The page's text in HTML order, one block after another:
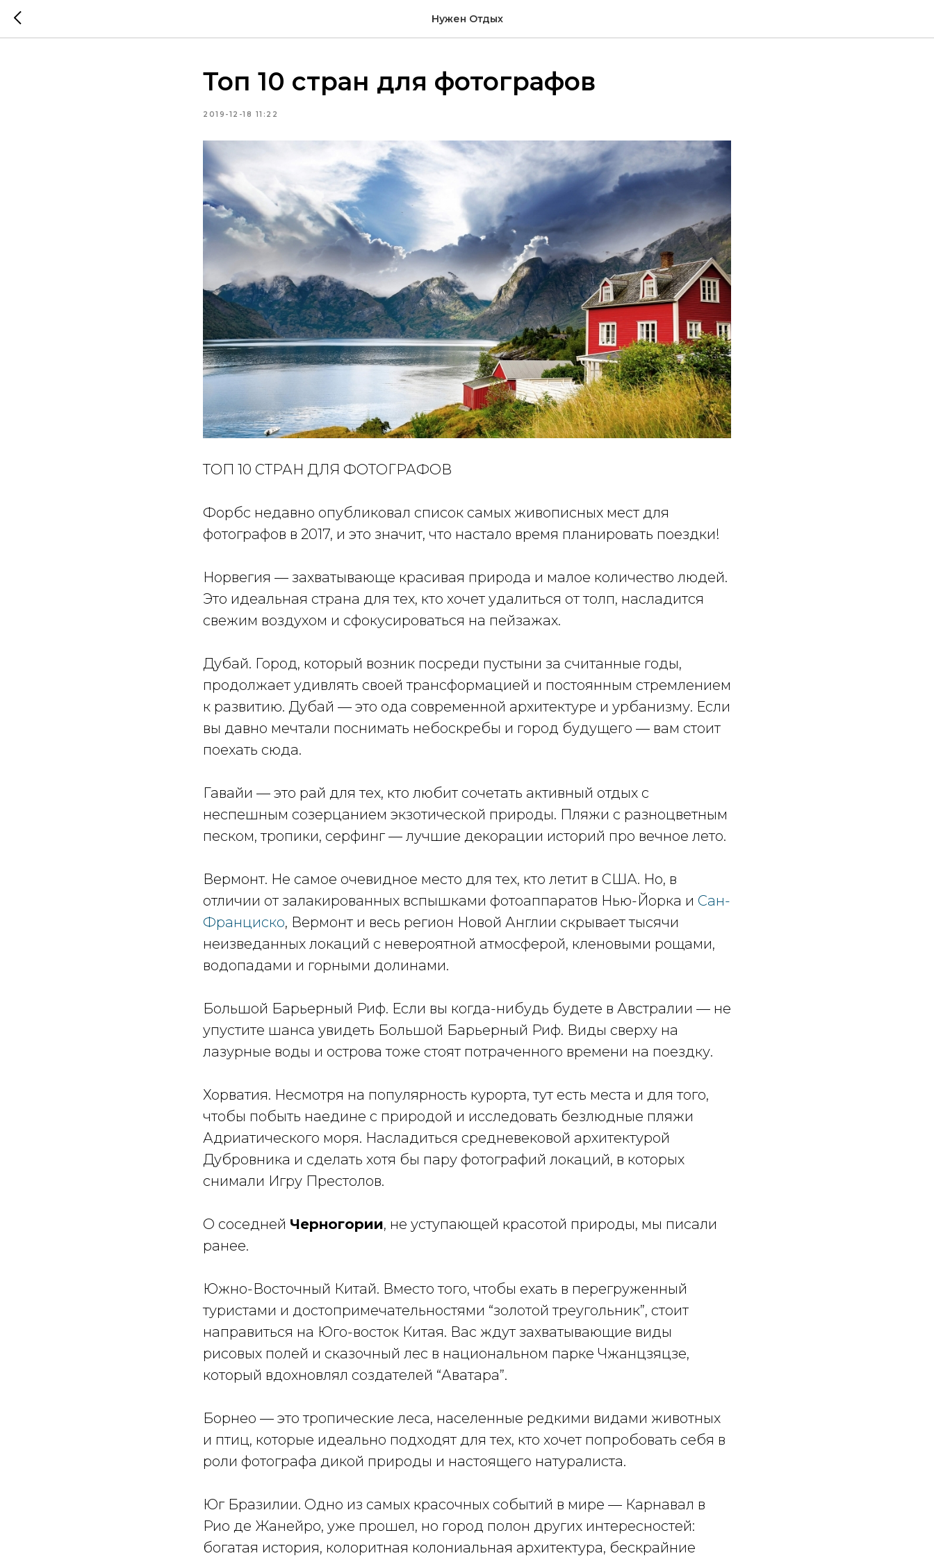
Нужен Отдых
Топ 10 стран для фотографов
2019-12-18 11:22
ТОП 10 СТРАН ДЛЯ ФОТОГРАФОВ
Форбс недавно опубликовал список самых живописных мест для
фотографов в 2017, и это значит, что настало время планировать поездки!
Норвегия — захватывающе красивая природа и малое количество людей.
Это идеальная страна для тех, кто хочет удалиться от толп, насладится
свежим воздухом и сфокусироваться на пейзажах.
Дубай. Город, который возник посреди пустыни за считанные годы,
продолжает удивлять своей трансформацией и постоянным стремлением
к развитию. Дубай — это ода современной архитектуре и урбанизму. Если
вы давно мечтали поснимать небоскребы и город будущего — вам стоит
поехать сюда.
Гавайи — это рай для тех, кто любит сочетать активный отдых с
неспешным созерцанием экзотической природы. Пляжи с разноцветным
песком, тропики, серфинг — лучшие декорации историй про вечное лето.
Вермонт. Не самое очевидное место для тех, кто летит в США. Но, в
отличии от залакированных вспышками фотоаппаратов Нью-Йорка и Сан-
Франциско, Вермонт и весь регион Новой Англии скрывает тысячи
неизведанных локаций с невероятной атмосферой, кленовыми рощами,
водопадами и горными долинами.
Большой Барьерный Риф. Если вы когда-нибудь будете в Австралии — не
упустите шанса увидеть Большой Барьерный Риф. Виды сверху на
лазурные воды и острова тоже стоят потраченного времени на поездку.
Хорватия. Несмотря на популярность курорта, тут есть места и для того,
чтобы побыть наедине с природой и исследовать безлюдные пляжи
Адриатического моря. Насладиться средневековой архитектурой
Дубровника и сделать хотя бы пару фотографий локаций, в которых
снимали Игру Престолов.
О соседней Черногории, не уступающей красотой природы, мы писали
ранее.
Южно-Восточный Китай. Вместо того, чтобы ехать в перегруженный
туристами и достопримечательностями “золотой треугольник”, стоит
направиться на Юго-восток Китая. Вас ждут захватывающие виды
рисовых полей и сказочный лес в национальном парке Чжанцзяцзе,
который вдохновлял создателей “Аватара”.
Борнео — это тропические леса, населенные редкими видами животных
и птиц, которые идеально подходят для тех, кто хочет попробовать себя в
роли фотографа дикой природы и настоящего натуралиста.
Юг Бразилии. Одно из самых красочных событий в мире — Карнавал в
Рио де Жанейро, уже прошел, но город полон других интересностей:
богатая история, колоритная колониальная архитектура, бескрайние